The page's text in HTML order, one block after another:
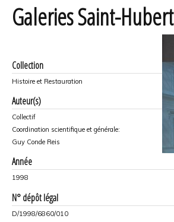
Galeries Saint-Hubert
Collection
Histoire et Restauration
Auteur(s)
Collectif
Coordination scientifique et générale:
Guy Conde Reis
Année
1998
N° dépôt légal
D/1998/6860/010